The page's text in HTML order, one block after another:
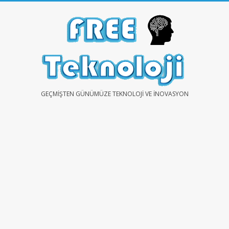
FREEGEÇMIŞTEN GÜNÜMÜZE TEKNOLOJI VE İNOVASYON